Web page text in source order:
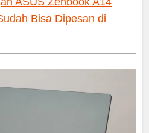
Bisa Dipesan di